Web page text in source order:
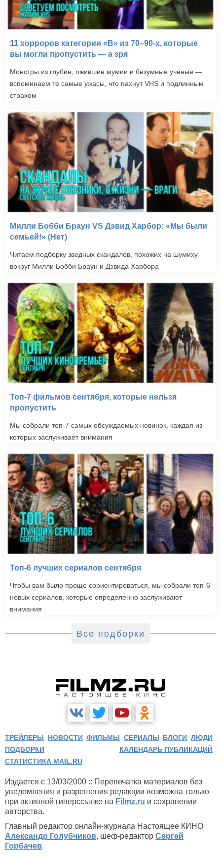
11 хорроров категории «B» из 70–90-х, которые
вы могли пропустить — а зря
Монстры из глубин, ожившие мумии и безумные учёные —
вспоминаем те самые ужасы, что пахнут VHS и подлинным
страхом
Милли Бобби Браун VS Дэвид Харбор: «Мы были
семьей!» (Нет)
Читаем подборку зведных скандалов, похожих на шумиху
вокруг Милли Бобби Браун и Дэвида Харбора
Топ-7 фильмов сентября, которые нельзя
пропустить
Мы собрали топ-7 самых обсуждаемых новинок, каждая из
которых заслуживает внимания
Топ-6 лучших сериалов сентября
Чтобы вам было проще сориентироваться, мы собрали топ-6
новых сериалов, которые определенно заслуживают
внимания
Все подборки
ТРЕЙЛЕРЫ НОВОСТИ ФИЛЬМЫ СЕРИАЛЫ БЛОГИ ЛЮДИ
ПОДБОРКИ
КАЛЕНДАРЬ ПУБЛИКАЦИЙ
СТАТИСТИКА MAIL.RU
Издается с 13/03/2000 :: Перепечатка материалов без
уведомления и разрешения редакции возможна только
при активной гиперссылке на Filmz.ru и сохранении
авторства.
Главный редактор онлайн-журнала Настоящее КИНО
Александр Голубчиков, шеф-редактор Сергей
Горбачев.